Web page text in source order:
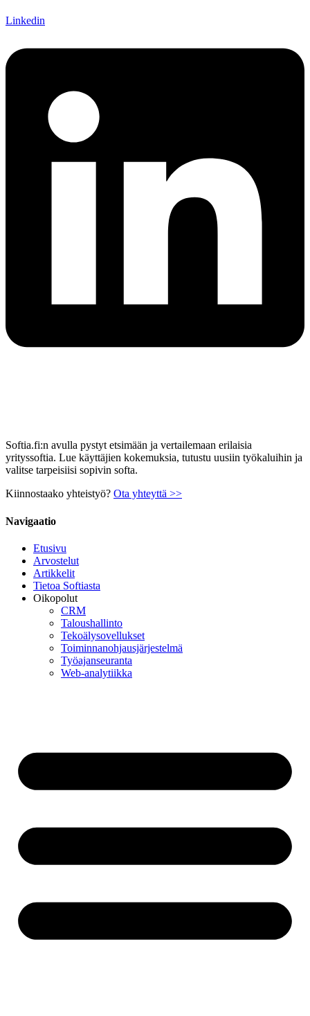
Linkedin
Softia.fi:n avulla pystyt etsimään ja vertailemaan erilaisia
yrityssoftia. Lue käyttäjien kokemuksia, tutustu uusiin työkaluihin ja
valitse tarpeisiisi sopivin softa.
Kiinnostaako yhteistyö? Ota yhteyttä >>
Navigaatio
Etusivu
Arvostelut
Artikkelit
Tietoa Softiasta
Oikopolut
CRM
Taloushallinto
Tekoälysovellukset
Toiminnan­ohjausjärjestelmä
Työajanseuranta
Web-analytiikka